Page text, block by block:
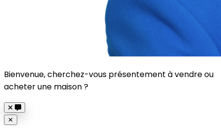
Bienvenue, cherchez-vous présentement à vendre ou
acheter une maison ?
Close
✕